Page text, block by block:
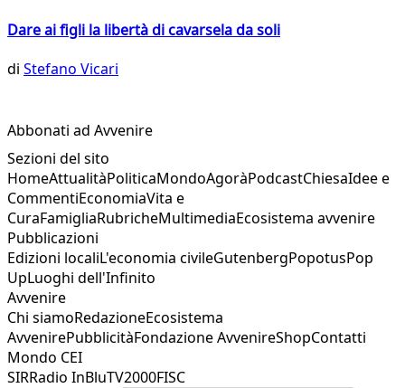
Dare ai figli la libertà di cavarsela da soli
di Stefano Vicari
Abbonati ad Avvenire
Sezioni del sito
HomeAttualitàPoliticaMondoAgoràPodcastChiesaIdee e
CommentiEconomiaVita e
CuraFamigliaRubricheMultimediaEcosistema avvenire
Pubblicazioni
Edizioni localiL'economia civileGutenbergPopotusPop
UpLuoghi dell'Infinito
Avvenire
Chi siamoRedazioneEcosistema
AvvenirePubblicitàFondazione AvvenireShopContatti
Mondo CEI
SIRRadio InBluTV2000FISC